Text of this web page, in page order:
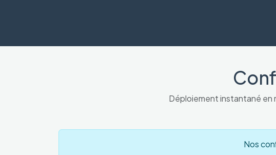
Déploiement instantané en
Nos